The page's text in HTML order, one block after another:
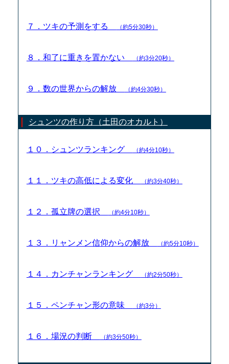
７．ツキの予測をする （約5分30秒）
８．和了に重きを置かない （約3分20秒）
９．数の世界からの解放 （約4分30秒）
シュンツの作り方（土田のオカルト）
１０．シュンツランキング （約4分10秒）
１１．ツキの高低による変化 （約3分40秒）
１２．孤立牌の選択 （約4分10秒）
１３．リャンメン信仰からの解放 （約5分10秒）
１４．カンチャンランキング （約2分50秒）
１５．ペンチャン形の意味 （約3分）
１６．場況の判断 （約3分50秒）